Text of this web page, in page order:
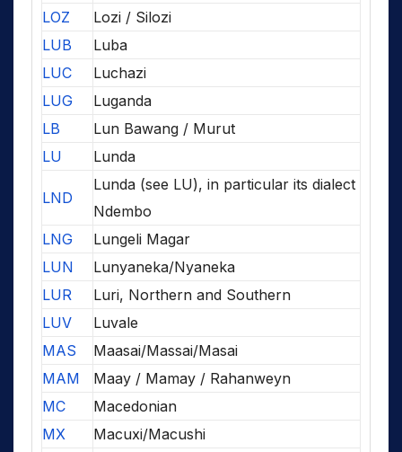
LOZ
Lozi / Silozi
LUB
Luba
LUC
Luchazi
LUG
Luganda
LB
Lun Bawang / Murut
LU
Lunda
LND
Lunda (see LU), in particular its dialect
Ndembo
LNG
Lungeli Magar
LUN
Lunyaneka/Nyaneka
LUR
Luri, Northern and Southern
LUV
Luvale
MAS
Maasai/Massai/Masai
MAM
Maay / Mamay / Rahanweyn
MC
Macedonian
MX
Macuxi/Macushi